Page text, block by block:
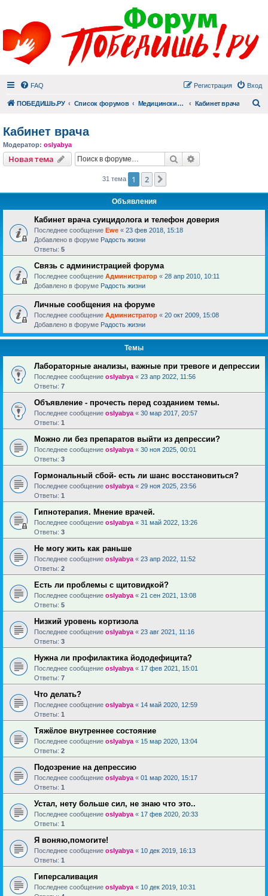
FAQ Вход
Регистрация
ПОБЕДИШЬ.РУ Список форумов Медицинский раздел Кабинет врача
Кабинет врача
Модератор: oslyabya
Новая тема Поиск
31 тема 1 2
Объявления
Кабинет врача суицидолога и телефон доверия
Последнее сообщение Ewe « 23 фев 2018, 15:18
Добавлено в форуме Радость жизни
Ответы: 5
Связь с администрацией форума
Последнее сообщение Администратор « 28 апр 2010, 10:11
Добавлено в форуме Радость жизни
Личные сообщения на форуме
Последнее сообщение Администратор « 20 окт 2009, 15:08
Добавлено в форуме Радость жизни
Темы
Лабораторные анализы, важные при тревоге и депрессии
Последнее сообщение oslyabya « 23 апр 2022, 11:56
Ответы: 7
Объявление - прочесть перед созданием темы.
Последнее сообщение oslyabya « 30 мар 2017, 20:57
Ответы: 1
Можно ли без препаратов выйти из депрессии?
Последнее сообщение oslyabya « 30 ноя 2025, 00:01
Ответы: 3
Гормональный сбой- есть ли шанс восстановиться?
Последнее сообщение oslyabya « 29 ноя 2025, 23:56
Ответы: 1
Гипнотерапия. Мнение врачей.
Последнее сообщение oslyabya « 31 май 2022, 13:26
Ответы: 3
Не могу жить как раньше
Последнее сообщение oslyabya « 23 апр 2022, 11:52
Ответы: 2
Есть ли проблемы с щитовидкой?
Последнее сообщение oslyabya « 21 сен 2021, 13:08
Ответы: 5
Низкий уровень кортизола
Последнее сообщение oslyabya « 23 авг 2021, 11:16
Ответы: 3
Нужна ли профилактика йододефицита?
Последнее сообщение oslyabya « 17 фев 2021, 15:01
Ответы: 7
Что делать?
Последнее сообщение oslyabya « 14 май 2020, 12:59
Ответы: 1
Тяжёлое внутреннее состояние
Последнее сообщение oslyabya « 15 мар 2020, 13:04
Ответы: 2
Подозрение на депрессию
Последнее сообщение oslyabya « 01 мар 2020, 15:17
Ответы: 1
Устал, нету больше сил, не знаю что это..
Последнее сообщение oslyabya « 17 фев 2020, 20:33
Ответы: 1
Я воняю,помогите!
Последнее сообщение oslyabya « 10 дек 2019, 16:13
Ответы: 1
Гиперсаливация
Последнее сообщение oslyabya « 10 дек 2019, 10:31